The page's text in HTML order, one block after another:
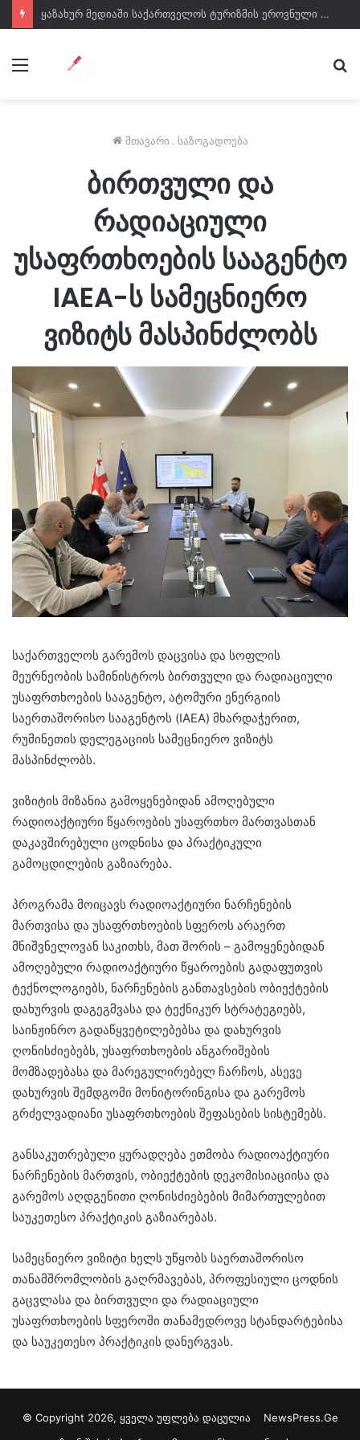
ყაზახურ მედიაში საქართველოს ტურიზმის ეროვნული ადმინისტრაციის მარკეტინგული კამპანიის ფარგლებში სტატიები მომზადდა
მენიუ
მთავარი . საზოგადოება
ბირთვული და
რადიაციული
უსაფრთხოების სააგენტო
IAEA-ს სამეცნიერო
ვიზიტს მასპინძლობს
საქართველოს გარემოს დაცვისა და სოფლის
მეურნეობის სამინისტროს ბირთვული და რადიაციული
უსაფრთხოების სააგენტო, ატომური ენერგიის
საერთაშორისო სააგენტოს (IAEA) მხარდაჭერით,
რუმინეთის დელეგაციის სამეცნიერო ვიზიტს
მასპინძლობს.
ვიზიტის მიზანია გამოყენებიდან ამოღებული
რადიოაქტიური წყაროების უსაფრთხო მართვასთან
დაკავშირებული ცოდნისა და პრაქტიკული
გამოცდილების გაზიარება.
პროგრამა მოიცავს რადიოაქტიური ნარჩენების
მართვისა და უსაფრთხოების სფეროს არაერთ
მნიშვნელოვან საკითხს, მათ შორის – გამოყენებიდან
ამოღებული რადიოაქტიური წყაროების გადაფუთვის
ტექნოლოგიებს, ნარჩენების განთავსების ობიექტების
დახურვის დაგეგმვასა და ტექნიკურ სტრატეგიებს,
საინჟინრო გადაწყვეტილებებსა და დახურვის
ღონისძიებებს, უსაფრთხოების ანგარიშების
მომზადებასა და მარეგულირებელ ჩარჩოს, ასევე
დახურვის შემდგომი მონიტორინგისა და გარემოს
გრძელვადიანი უსაფრთხოების შეფასების სისტემებს.
განსაკუთრებული ყურადღება ეთმობა რადიოაქტიური
ნარჩენების მართვის, ობიექტების დეკომისიაციისა და
გარემოს აღდგენითი ღონისძიებების მიმართულებით
საუკეთესო პრაქტიკის გაზიარებას.
სამეცნიერო ვიზიტი ხელს უწყობს საერთაშორისო
თანამშრომლობის გაღრმავებას, პროფესიული ცოდნის
გაცვლასა და ბირთვული და რადიაციული
უსაფრთხოების სფეროში თანამედროვე სტანდარტებისა
და საუკეთესო პრაქტიკის დანერგვას.
© Copyright 2026, ყველა უფლება დაცულია NewsPress.Ge